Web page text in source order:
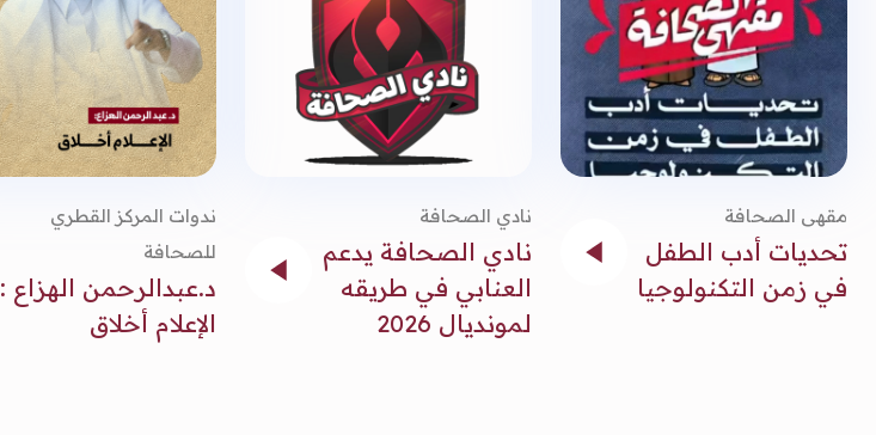
مقهى الصحافة
تحديات أدب الطفل
في زمن التكنولوجيا
نادي الصحافة
نادي الصحافة يدعم
العنابي في طريقه
لمونديال 2026
ندوات المركز القطري
للصحافة
د.عبدالرحمن الهزاع :
الإعلام أخلاق